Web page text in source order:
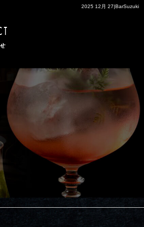
2025 12月 27|BarSuzuki